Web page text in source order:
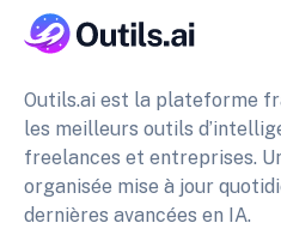
Outils.ai est la plateforme
les meilleurs outils
freelances et entreprises.
organisée mise à jour
dernières avancées en IA.